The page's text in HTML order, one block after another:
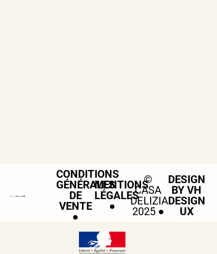
CONDITIONS
GÉNÉRALES
DE
VENTE
●
MENTIONS
LÉGALES
●
©
CASA
DELIZIA
2025 ●
DESIGN
BY VH
DESIGN
UX